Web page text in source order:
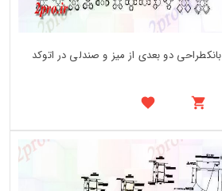
دو بعدی از میز و صندلی در اتوکد